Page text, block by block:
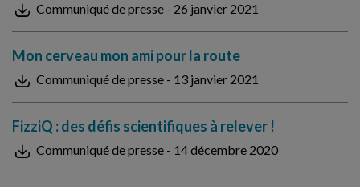
Communiqué de presse - 26 janvier 2021
Mon cerveau mon ami pour la route
Communiqué de presse - 13 janvier 2021
FizziQ : des défis scientifiques à relever !
Communiqué de presse - 14 décembre 2020